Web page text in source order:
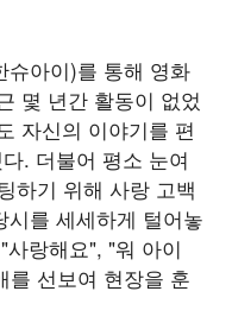
슈아이)를 통해 영화
몇 년간 활동이 없었
자신의 이야기를 편
. 더불어 평소 눈여
하기 위해 사랑 고백
를 세세하게 털어놓
랑해요", "워 아이
를 선보여 현장을 훈